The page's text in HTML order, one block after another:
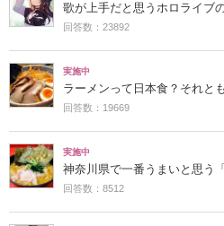
歌が上手だと思うホロライブ
回答数：23892
実施中
ラーメンって日本食？それと
回答数：19669
実施中
神奈川県で一番うまいと思う
回答数：8512